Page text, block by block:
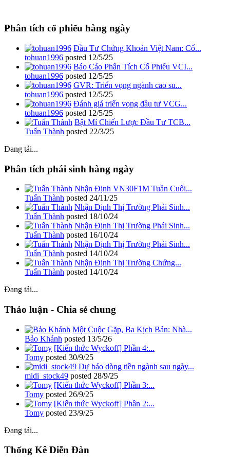
Phân tích cổ phiếu hàng ngày
Đầu Tư Chứng Khoán Việt Nam: Cổ...
tohuan1996 posted 12/5/25
Báo Cáo Phân Tích Cổ Phiếu VCI...
tohuan1996 posted 12/5/25
GVR: Triển vọng ngành cao su...
tohuan1996 posted 12/5/25
Đánh giá triển vọng đầu tư VCG...
tohuan1996 posted 12/5/25
Bật Mí Chiến Lược Đầu Tư TCB...
Tuấn Thành posted 22/3/25
Đang tải...
Phân tích phái sinh hàng ngày
Nhận Định VN30F1M Tuần Cuối...
Tuấn Thành posted 24/11/25
Nhận Định Thị Trường Phái Sinh...
Tuấn Thành posted 18/10/24
Nhận Định Thị Trường Phái Sinh...
Tuấn Thành posted 16/10/24
Nhận Định Thị Trường Phái Sinh...
Tuấn Thành posted 14/10/24
Nhận Định Thị Trường Chứng...
Tuấn Thành posted 14/10/24
Đang tải...
Thảo luận - Chia sẻ chung
Một Cuộc Gặp, Ba Kịch Bản: Nhà...
Bảo Khánh posted 13/5/26
[Kiến thức Wyckoff] Phần 4:...
Tomy posted 30/9/25
Dự báo dòng tiền ngành sau ngày...
midi_stock49 posted 28/9/25
[Kiến thức Wyckoff] Phần 3:...
Tomy posted 26/9/25
[Kiến thức Wyckoff] Phần 2:...
Tomy posted 23/9/25
Đang tải...
Thống Kê Diễn Đàn